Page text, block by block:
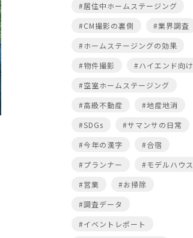
#居住中ホームステージング
#CM撮影の裏側
#業界調査
#ホームステージングの効果
#物件撮影
#ハイエンド向け
#空室ホームステージング
#高級不動産
#地産地消
#SDGs
#サマンサの日常
#今年の漢字
#合宿
#プランナー
#モデルハウス
#営業
#お掃除
#調査データ
#イベントレポート